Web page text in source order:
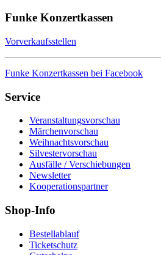
Funke Konzertkassen
Vorverkaufsstellen
Funke Konzertkassen bei Facebook
Service
Veranstaltungsvorschau
Märchenvorschau
Weihnachtsvorschau
Silvestervorschau
Ausfälle / Verschiebungen
Newsletter
Kooperationspartner
Shop-Info
Bestellablauf
Ticketschutz